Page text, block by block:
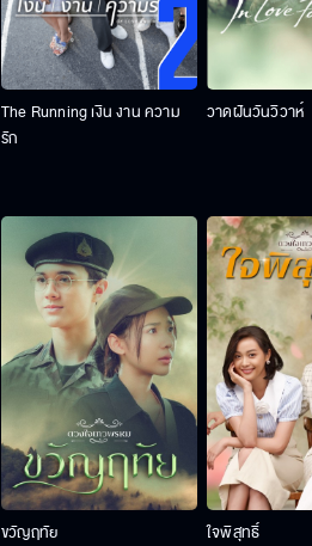
The Running เงิน งาน ความ
รัก
วาดฝันวันวิวาห์
ขวัญฤทัย ใจพิสุทธิ์